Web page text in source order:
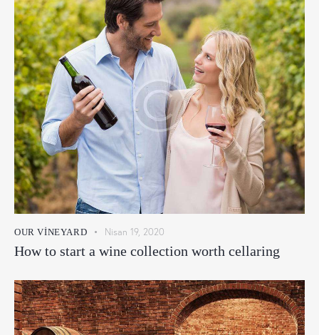
OUR VINEYARD Nisan 19, 2020
How to start a wine collection worth cellaring